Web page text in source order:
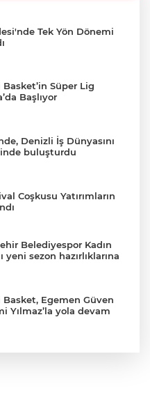
Tek Yön Dönemi
Süper Lig
Başlıyor
Denizli İş Dünyasını
buluşturdu
Coşkusu Yatırımların
Belediyespor Kadın
yeni sezon hazırlıklarına
Egemen Güven
Yılmaz’la yola devam